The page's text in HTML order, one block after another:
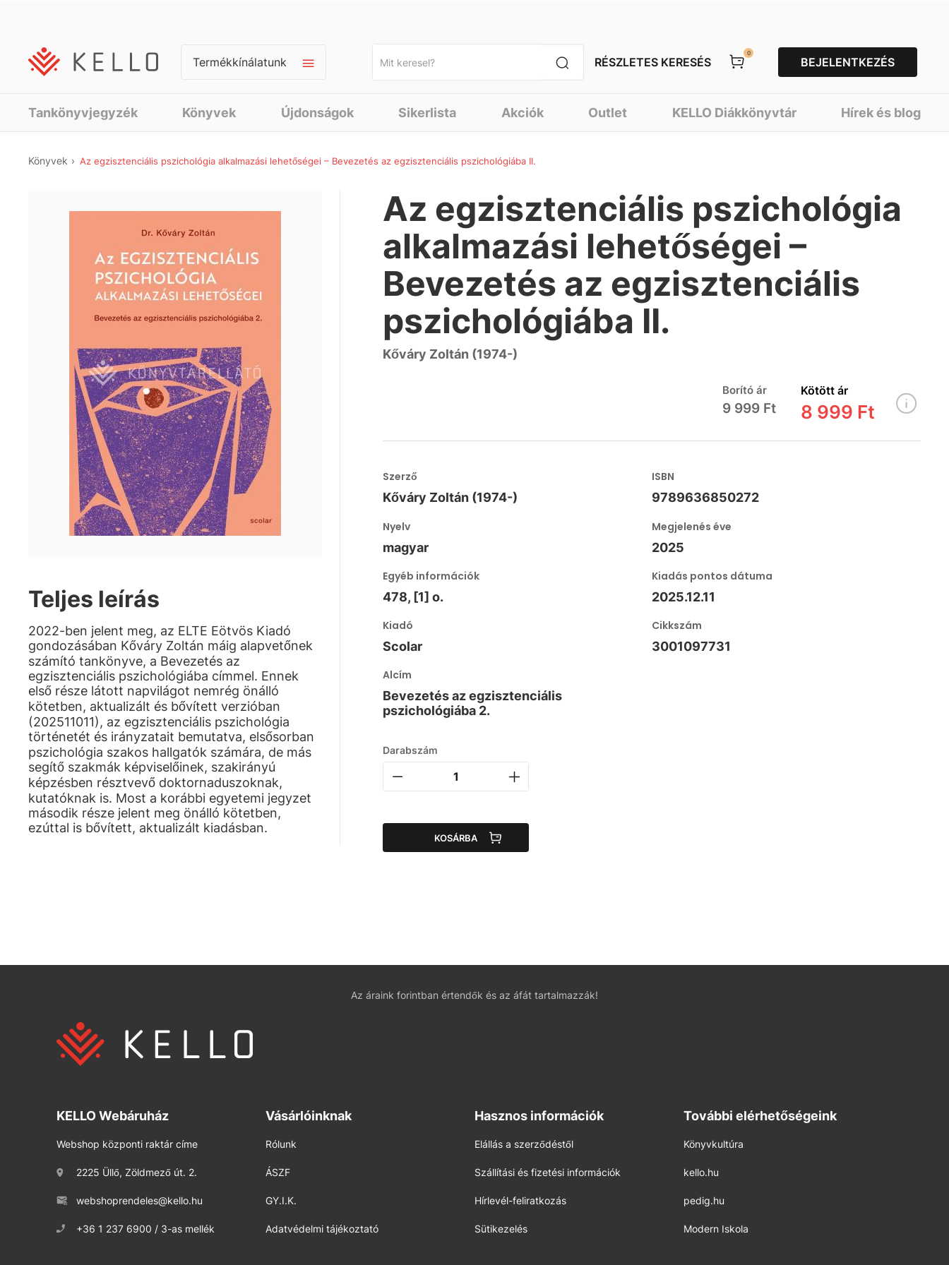
Termékkínálatunk RÉSZLETES KERESÉS
0
BEJELENTKEZÉS
Tankönyvjegyzék Könyvek Újdonságok Sikerlista Akciók Outlet KELLO Diákkönyvtár Hírek és blog
Könyvek Az egzisztenciális pszichológia alkalmazási lehetőségei – Bevezetés az egzisztenciális pszichológiába II.
Teljes leírás
2022-ben jelent meg, az ELTE Eötvös Kiadó
gondozásában Kőváry Zoltán máig alapvetőnek
számító tankönyve, a Bevezetés az
egzisztenciális pszichológiába címmel. Ennek
első része látott napvilágot nemrég önálló
kötetben, aktualizált és bővített verzióban
(202511011), az egzisztenciális pszichológia
történetét és irányzatait bemutatva, elsősorban
pszichológia szakos hallgatók számára, de más
segítő szakmák képviselőinek, szakirányú
képzésben résztvevő doktornaduszoknak,
kutatóknak is. Most a korábbi egyetemi jegyzet
második része jelent meg önálló kötetben,
ezúttal is bővített, aktualizált kiadásban.
Az egzisztenciális pszichológia
alkalmazási lehetőségei –
Bevezetés az egzisztenciális
pszichológiába II.
Kőváry Zoltán (1974-)
Borító ár
9 999 Ft
Kötött ár
8 999 Ft
Szerző
Kőváry Zoltán (1974-)
ISBN
9789636850272
Nyelv
magyar
Megjelenés éve
2025
Egyéb információk
478, [1] o.
Kiadás pontos dátuma
2025.12.11
Kiadó
Scolar
Cikkszám
3001097731
Alcím
Bevezetés az egzisztenciális
pszichológiába 2.
Darabszám
KOSÁRBA
Az áraink forintban értendők és az áfát tartalmazzák!
KELLO Webáruház
Webshop központi raktár címe
2225 Üllő, Zöldmező út. 2.
webshoprendeles@kello.hu
+36 1 237 6900 / 3-as mellék
Vásárlóinknak
Rólunk
ÁSZF
GY.I.K.
Adatvédelmi tájékoztató
Hasznos információk
Elállás a szerződéstől
Szállítási és fizetési információk
Hírlevél-feliratkozás
Sütikezelés
További elérhetőségeink
Könyvkultúra
kello.hu
pedig.hu
Modern Iskola